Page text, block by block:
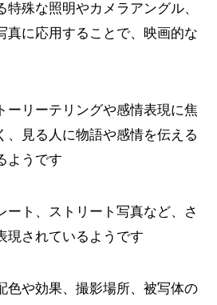
特殊な照明やカメラアングル、
真に応用することで、映画的な
ーリーテリングや感情表現に焦
、見る人に物語や感情を伝える
ようです
ート、ストリート写真など、さ
現されているようです
色や効果、撮影場所、被写体の